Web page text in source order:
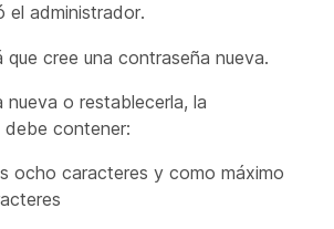
el administrador.
que cree una contraseña nueva.
nueva o restablecerla, la
contener:
ocho caracteres y como máximo